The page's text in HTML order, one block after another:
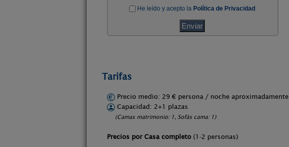
Tarifas
Precio medio: 29 € persona / noche aproximadamente
Capacidad: 2+1 plazas
(Camas matrimonio: 1, Sofás cama: 1)
Precios por Casa completo (1-2 personas)